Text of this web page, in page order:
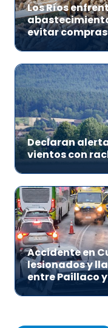
Los Ríos
evitar
Declaran
vientos con
Accidente en
lesionados y
entre Paillaco